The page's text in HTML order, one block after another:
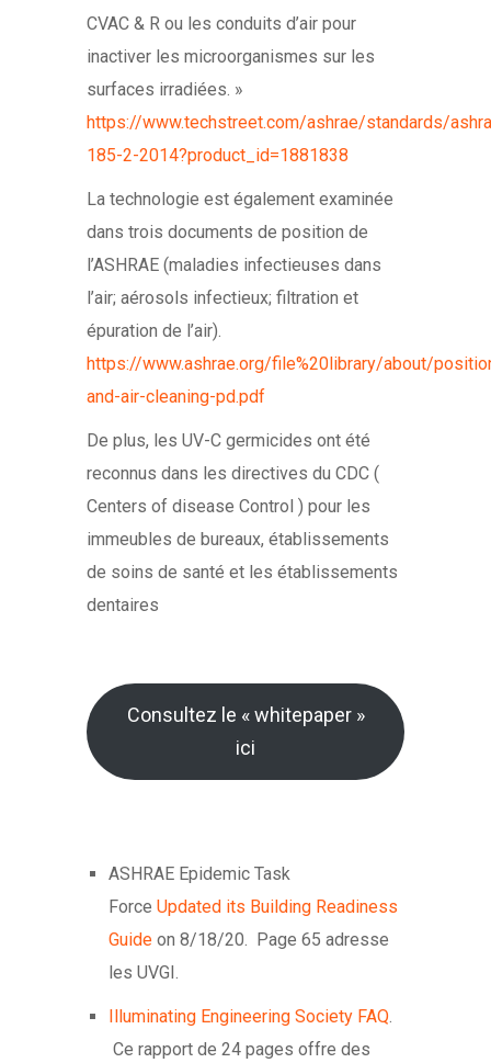
CVAC & R ou les conduits d’air pour
inactiver les microorganismes sur les
surfaces irradiées. »
https://www.techstreet.com/ashrae/standards/
185-2-2014?product_id=1881838
La technologie est également examinée
dans trois documents de position de
l’ASHRAE (maladies infectieuses dans
l’air; aérosols infectieux; filtration et
épuration de l’air).
https://www.ashrae.org/file%20library/about/
and-air-cleaning-pd.pdf
De plus, les UV-C germicides ont été
reconnus dans les directives du CDC (
Centers of disease Control ) pour les
immeubles de bureaux, établissements
de soins de santé et les établissements
dentaires
Consultez le « whitepaper »
ici
ASHRAE Epidemic Task
Force Updated its Building Readiness
Guide on 8/18/20. Page 65 adresse
les UVGI.
Illuminating Engineering Society FAQ.
Ce rapport de 24 pages offre des